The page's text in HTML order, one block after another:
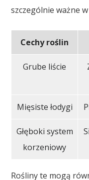
szczególnie ważne
Cechy roślin
Grube liście
Mięsiste łodygi
Głęboki system
korzeniowy
Rośliny te mogą